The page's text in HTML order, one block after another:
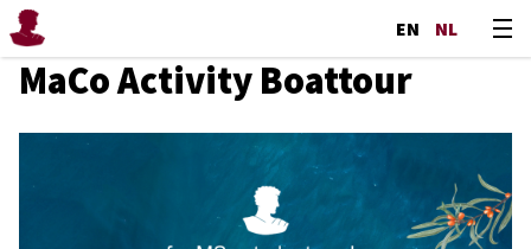
EN NL
MaCo Activity Boattour